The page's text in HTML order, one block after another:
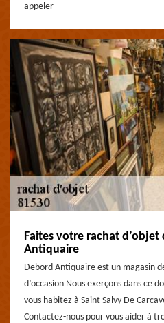
appeler
Faites votre rachat d’objet
Antiquaire
Debord Antiquaire est un magasin
d’occasion Nous exerçons dans ce
vous habitez à Saint Salvy De
Contactez-nous pour vous aider à